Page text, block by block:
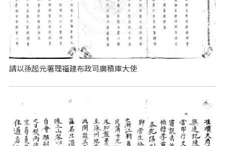
請以孫起元署理福建布政司廣積庫大使